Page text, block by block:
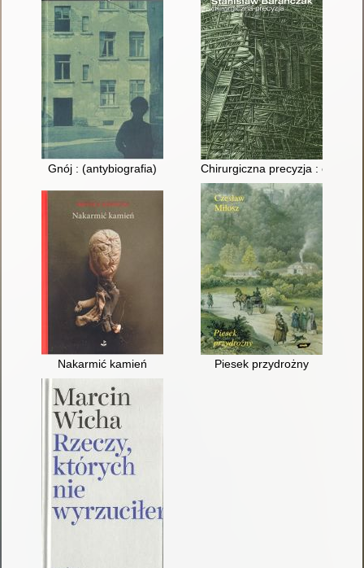
Gnój : (antybiografia) Chirurgiczna precyzja : elegie i
Nakarmić kamień Piesek przydrożny